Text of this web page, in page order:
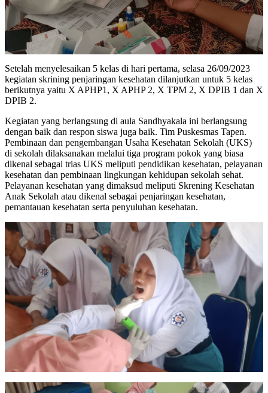
Setelah menyelesaikan 5 kelas di hari pertama, selasa 26/09/2023
kegiatan skrining penjaringan kesehatan dilanjutkan untuk 5 kelas
berikutnya yaitu X APHP1, X APHP 2, X TPM 2, X DPIB 1 dan X
DPIB 2.
Kegiatan yang berlangsung di aula Sandhyakala ini berlangsung
dengan baik dan respon siswa juga baik. Tim Puskesmas Tapen.
Pembinaan dan pengembangan Usaha Kesehatan Sekolah (UKS)
di sekolah dilaksanakan melalui tiga program pokok yang biasa
dikenal sebagai trias UKS meliputi pendidikan kesehatan, pelayanan
kesehatan dan pembinaan lingkungan kehidupan sekolah sehat.
Pelayanan kesehatan yang dimaksud meliputi Skrening Kesehatan
Anak Sekolah atau dikenal sebagai penjaringan kesehatan,
pemantauan kesehatan serta penyuluhan kesehatan.